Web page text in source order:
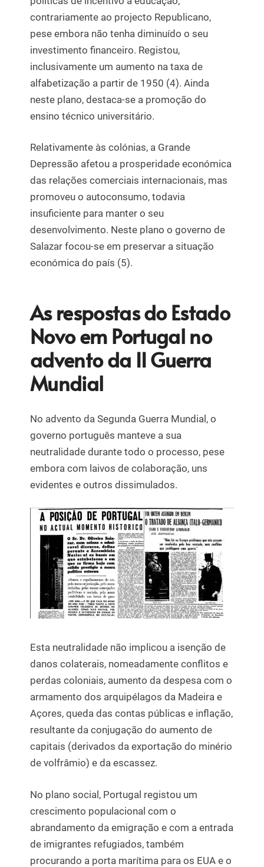
contrariamente ao projecto Republicano,
pese embora não tenha diminuído o seu
investimento financeiro. Registou,
inclusivamente um aumento na taxa de
alfabetização a partir de 1950 (4). Ainda
neste plano, destaca-se a promoção do
ensino técnico universitário.
Relativamente às colónias, a Grande
Depressão afetou a prosperidade económica
das relações comerciais internacionais, mas
promoveu o autoconsumo, todavia
insuficiente para manter o seu
desenvolvimento. Neste plano o governo de
Salazar focou-se em preservar a situação
económica do país (5).
As respostas do Estado
Novo em Portugal no
advento da II Guerra
Mundial
No advento da Segunda Guerra Mundial, o
governo português manteve a sua
neutralidade durante todo o processo, pese
embora com laivos de colaboração, uns
evidentes e outros dissimulados.
Esta neutralidade não implicou a isenção de
danos colaterais, nomeadamente conflitos e
perdas coloniais, aumento da despesa com o
armamento dos arquipélagos da Madeira e
Açores, queda das contas públicas e inflação,
resultante da conjugação do aumento de
capitais (derivados da exportação do minério
de volfrâmio) e da escassez.
No plano social, Portugal registou um
crescimento populacional com o
abrandamento da emigração e com a entrada
de imigrantes refugiados, também
procurando a porta marítima para os EUA e o